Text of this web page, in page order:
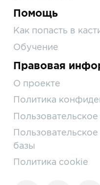
Помощь
Как попасть в
Обучение
Правовая
О проекте
Политика
базы
Политика cookie